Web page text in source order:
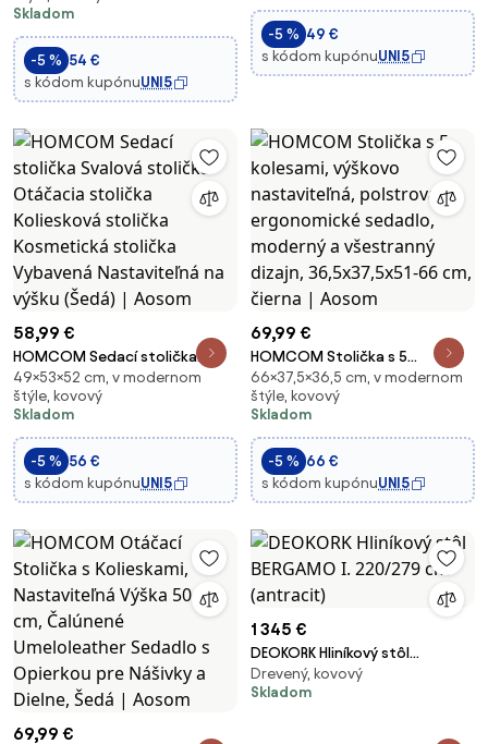
Rotujúca Kozmetická Stolička V
Faux Koži Čierna 35 x 38 x 43-
55H c
Skladom
-5 % 54 €
s kódom kupónuUNI5
Čierna Ø42 x 50-64 cm | Aosom
-5 % 49 €
s kódom kupónuUNI5
58,99 €
HOMCOM Sedací stolička
Svalová stolička Otáčacia
stolička Koliesková stolička
Kosmetická stolička Vybavená
Nastaviteľná na výšku (Šedá) |
Aosom
49×53×52 cm, v modernom
štýle, kovový
Skladom
-5 % 56 €
s kódom kupónuUNI5
69,99 €
HOMCOM Stolička s 5
kolesami, výškovo nastaviteľná,
polstrované ergonomické
sedadlo, moderný a všestranný
dizajn, 36,5x37,5x51-66 cm,
čierna | Aosom
66×37,5×36,5 cm, v modernom
štýle, kovový
Skladom
-5 % 66 €
s kódom kupónuUNI5
69,99 €
1 345 €
DEOKORK Hliníkový stôl
BERGAMO I. 220/279 cm
(antracit)
Drevený, kovový
Skladom